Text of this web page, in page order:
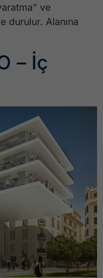
ve
durulur. Alanına
– İç